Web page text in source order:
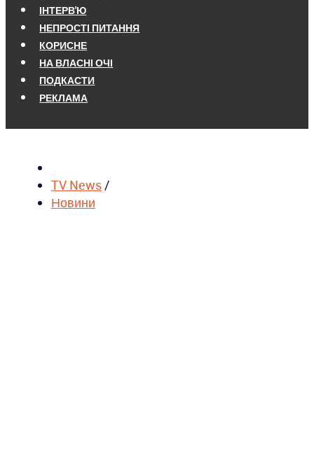
ІНТЕРВ'Ю
НЕПРОСТІ ПИТАННЯ
КОРИСНЕ
НА ВЛАСНІ ОЧІ
ПОДКАСТИ
РЕКЛАМА
TV News/
Новини